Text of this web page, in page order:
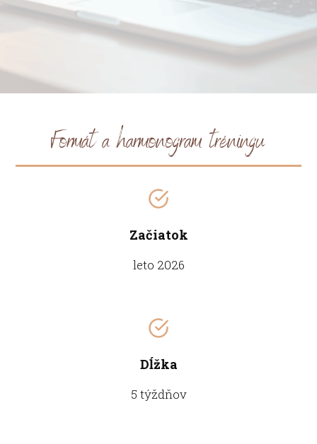
Formát a harmonogram tréningu
Začiatok
leto 2026
Dĺžka
5 týždňov